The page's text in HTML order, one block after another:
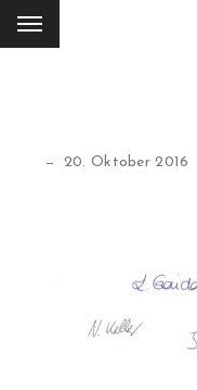
20. Oktober 2016